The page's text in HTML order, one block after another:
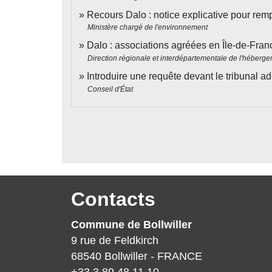
Recours Dalo : notice explicative pour
Ministère chargé de l'environnement
Dalo : associations agréées en Île-de-
Direction régionale et interdépartementale de
Introduire une requête devant le tribunal
Conseil d'État
Contacts
Commune de Bollwiller
9 rue de Feldkirch
68540 Bollwiller - FRANCE